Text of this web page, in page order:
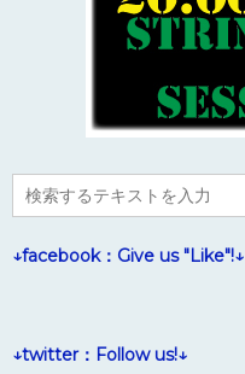
↓facebook：Give us "Like"!↓
↓twitter：Follow us!↓